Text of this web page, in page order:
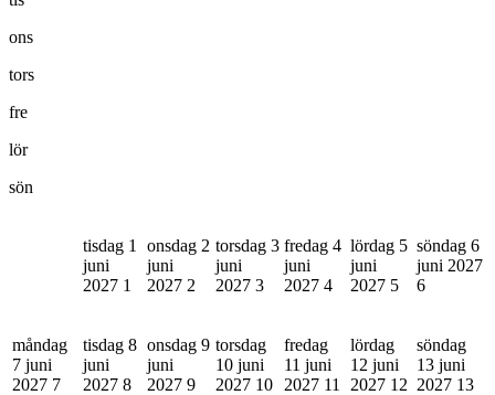
ons
tors
fre
lör
sön
tisdag 1
juni
2027 1
onsdag 2
juni
2027 2
torsdag 3
juni
2027 3
fredag 4
juni
2027 4
lördag 5
juni
2027 5
söndag 6
juni 2027
6
måndag
7 juni
2027 7
tisdag 8
juni
2027 8
onsdag 9
juni
2027 9
torsdag
10 juni
2027 10
fredag
11 juni
2027 11
lördag
12 juni
2027 12
söndag
13 juni
2027 13